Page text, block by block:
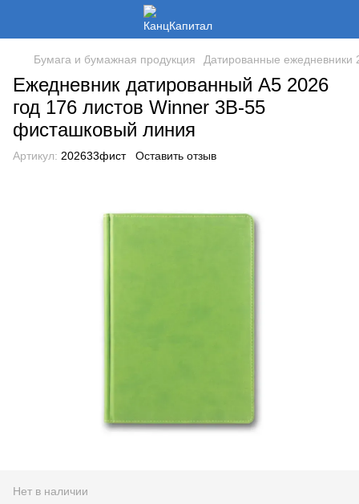
Бумага и бумажная продукция Датированные ежедневники
Ежедневник датированный А5 2026
год 176 листов Winner 3В-55
фисташковый линия
Артикул: 202633фист Оставить отзыв
Нет в наличии